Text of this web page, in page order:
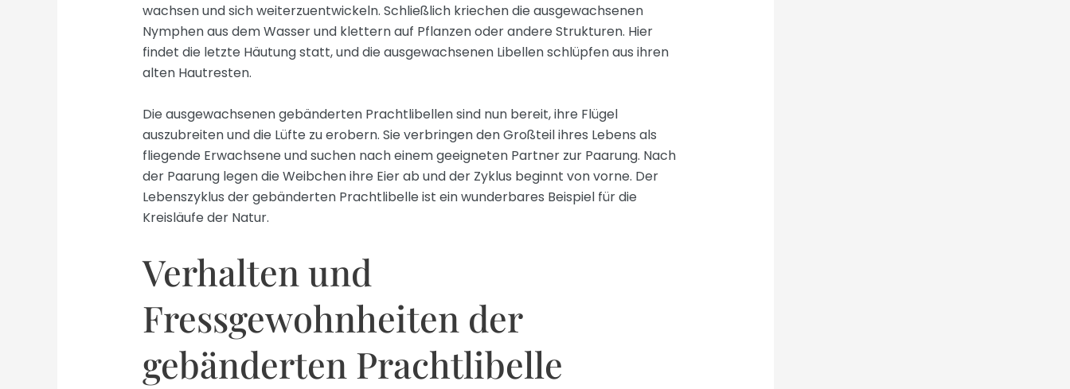
wachsen und sich weiterzuentwickeln. Schließlich kriechen die ausgewachsenen
Nymphen aus dem Wasser und klettern auf Pflanzen oder andere Strukturen. Hier
findet die letzte Häutung statt, und die ausgewachsenen Libellen schlüpfen aus ihren
alten Hautresten.
Die ausgewachsenen gebänderten Prachtlibellen sind nun bereit, ihre Flügel
auszubreiten und die Lüfte zu erobern. Sie verbringen den Großteil ihres Lebens als
fliegende Erwachsene und suchen nach einem geeigneten Partner zur Paarung. Nach
der Paarung legen die Weibchen ihre Eier ab und der Zyklus beginnt von vorne. Der
Lebenszyklus der gebänderten Prachtlibelle ist ein wunderbares Beispiel für die
Kreisläufe der Natur.
Verhalten und
Fressgewohnheiten der
gebänderten Prachtlibelle